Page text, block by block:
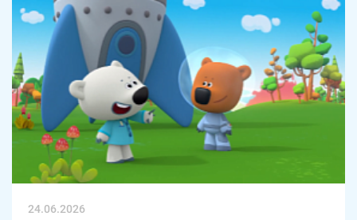
24.06.2026